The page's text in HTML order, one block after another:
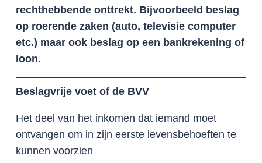
rechthebbende onttrekt. Bijvoorbeeld beslag
op roerende zaken (auto, televisie computer
etc.) maar ook beslag op een bankrekening of
loon.
Beslagvrije voet of de BVV
Het deel van het inkomen dat iemand moet
ontvangen om in zijn eerste levensbehoeften te
kunnen voorzien